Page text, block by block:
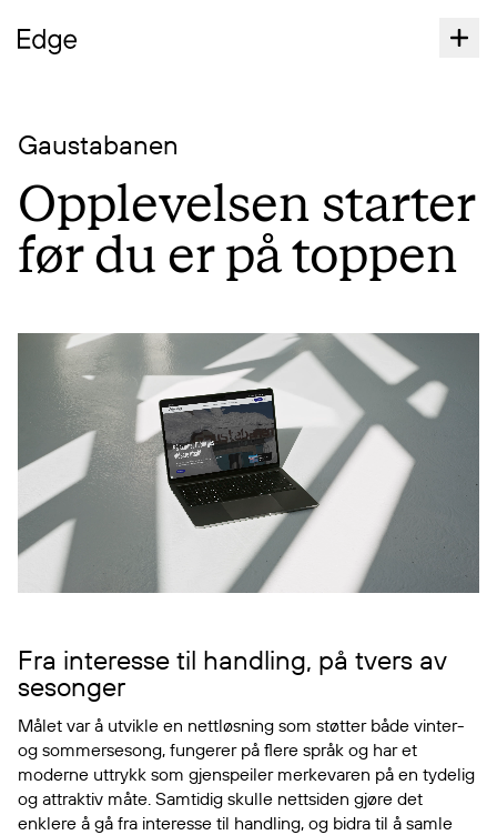
Gaustabanen
Opplevelsen starter
før du er på toppen
Fra interesse til handling, på tvers av
sesonger
Målet var å utvikle en nettløsning som støtter både vinter-
og sommersesong, fungerer på flere språk og har et
moderne uttrykk som gjenspeiler merkevaren på en tydelig
og attraktiv måte. Samtidig skulle nettsiden gjøre det
enklere å gå fra interesse til handling, og bidra til å samle